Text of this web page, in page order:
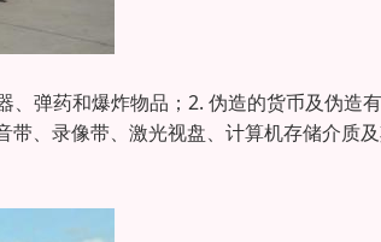
、弹药和爆炸物品；2. 伪造的货币及伪造
、录像带、激光视盘、计算机存储介质